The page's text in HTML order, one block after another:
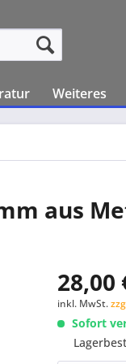
Weiteres
aus
28,00
inkl. MwSt.
Sofort